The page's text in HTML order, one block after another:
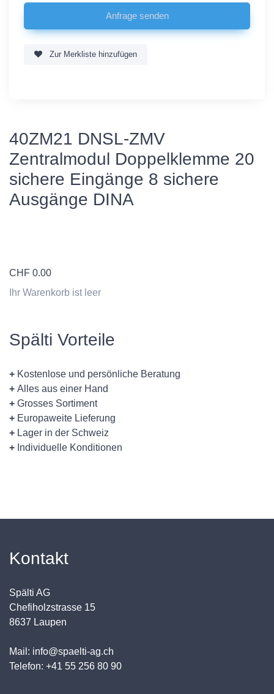
Zur Merkliste hinzufügen
40ZM21 DNSL-ZMV
Zentralmodul Doppelklemme 20
sichere Eingänge 8 sichere
Ausgänge DINA
CHF 0.00
Ihr Warenkorb ist leer
Spälti Vorteile
+ Kostenlose und persönliche Beratung
+ Alles aus einer Hand
+ Grosses Sortiment
+ Europaweite Lieferung
+ Lager in der Schweiz
+ Individuelle Konditionen
Kontakt
Spälti AG
Chefiholzstrasse 15
8637 Laupen
Mail: info@spaelti-ag.ch
Telefon: +41 55 256 80 90